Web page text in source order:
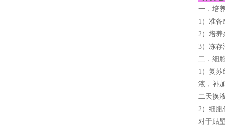
一．培
1）准备
2）培养
3）冻存
二．细
1）复
液，补
二天换
2）细胞
对于贴